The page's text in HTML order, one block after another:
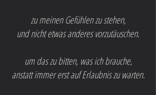
zu meinen Gefühlen zu stehen,
und nicht etwas anderes vorzutäuschen.
um das zu bitten, was ich brauche,
anstatt immer erst auf Erlaubnis zu warten.